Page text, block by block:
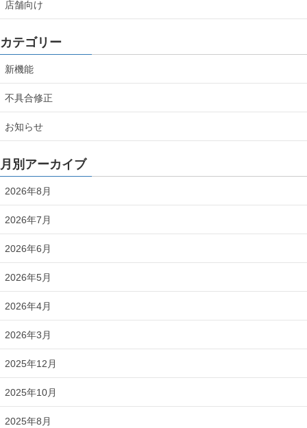
店舗向け
カテゴリー
新機能
不具合修正
お知らせ
月別アーカイブ
2026年8月
2026年7月
2026年6月
2026年5月
2026年4月
2026年3月
2025年12月
2025年10月
2025年8月